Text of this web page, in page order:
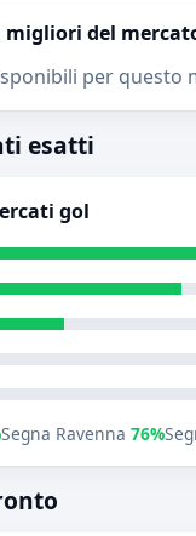
migliori del
per questo
esatti
gol
Segna Ravenna 76%